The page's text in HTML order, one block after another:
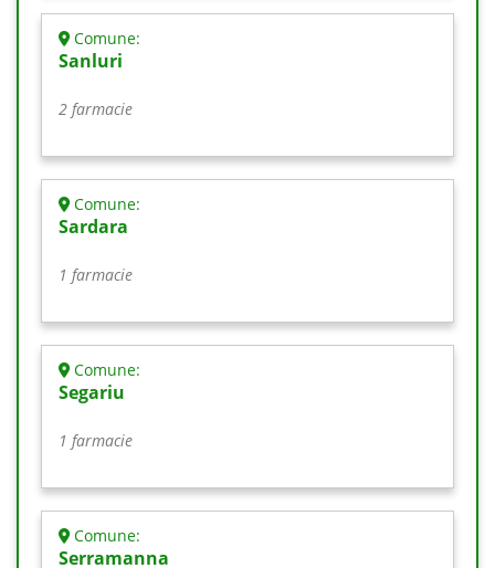
Comune:
Sanluri
2 farmacie
Comune:
Sardara
1 farmacie
Comune:
Segariu
1 farmacie
Comune:
Serramanna